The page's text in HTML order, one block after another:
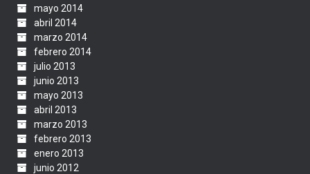
mayo 2014
abril 2014
marzo 2014
febrero 2014
julio 2013
junio 2013
mayo 2013
abril 2013
marzo 2013
febrero 2013
enero 2013
junio 2012